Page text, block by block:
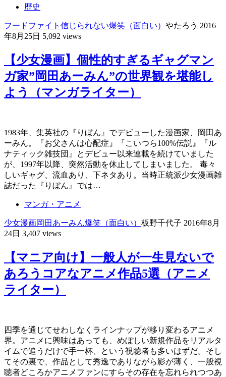
歴史
フードファイト 信じられない爆笑（面白い） やたろう 2016
年8月25日 5,092 views
【少女漫画】個性的すぎるギャグマン
ガ家”岡田あーみん”の世界観を堪能し
よう（マンガライター）
1983年、集英社の『りぼん』でデビューした漫画家、岡田あ
ーみん。『お父さんは心配症』『こいつら100%伝説』『ル
ナティック雑技団』とデビュー以来連載を続けていました
が、1997年以降、突然活動を休止してしまいました。 毒々
しいギャグ、流血あり、下ネタあり。当時正統派少女漫画雑
誌だった『りぼん』では…
マンガ・アニメ
少女漫画岡田あーみん爆笑（面白い） 板野千代子 2016年8月
24日 3,407 views
【マニア向け】一般人が一生見ないで
あろうコアなアニメ作品5選（アニメ
ライター）
四季を通じてせわしなくラインナップが移り変わるアニメ
界。アニメに興味はあっても、めぼしい新規作品をリアルタ
イムで追うだけで手一杯、という視聴者も多いはずだ。そし
てその裏で、作品として秀逸でありながら影が薄く、一般視
聴者どころかアニメファンにすらその存在を忘れられつつあ